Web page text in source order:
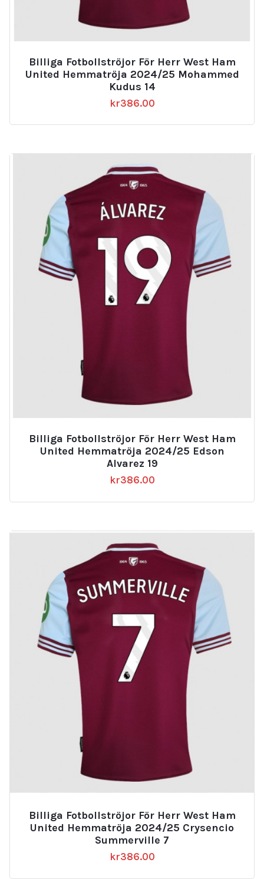
Billiga Fotbollströjor För Herr West Ham
United Hemmatröja 2024/25 Mohammed
Kudus 14
kr386.00
Billiga Fotbollströjor För Herr West Ham
United Hemmatröja 2024/25 Edson
Alvarez 19
kr386.00
Billiga Fotbollströjor För Herr West Ham
United Hemmatröja 2024/25 Crysencio
Summerville 7
kr386.00